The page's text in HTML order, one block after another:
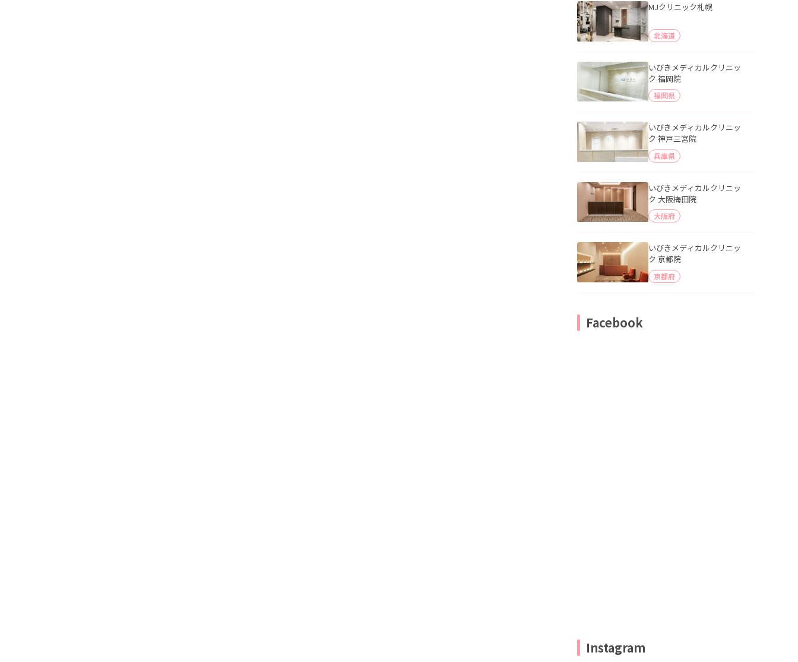
MJクリニック札幌
北海道
いびきメディカルクリニッ
ク 福岡院
福岡県
いびきメディカルクリニッ
ク 神戸三宮院
兵庫県
いびきメディカルクリニッ
ク 大阪梅田院
大阪府
いびきメディカルクリニッ
ク 京都院
京都府
Facebook
Instagram